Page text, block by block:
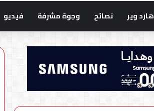
هارد وير نصائح وجوة مشرفة فيديو